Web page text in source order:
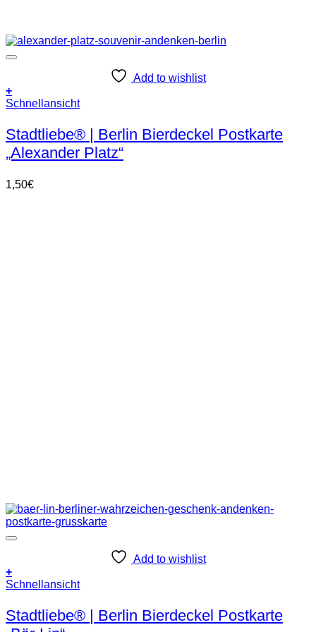
Add to wishlist
+
Schnellansicht
Stadtliebe® | Berlin Bierdeckel Postkarte
„Alexander Platz“
1,50€
Add to wishlist
+
Schnellansicht
Stadtliebe® | Berlin Bierdeckel Postkarte